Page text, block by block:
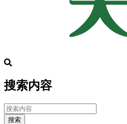
搜索内容
搜索